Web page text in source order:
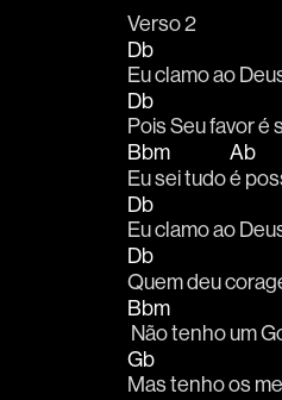
Verso 2
Db
Eu clamo ao
Db
Pois Seu favor é
Bbm
Eu sei tudo
Ab
é
Db
Eu clamo ao
Db
Quem deu
Bbm
Não tenho um
Gb
Mas tenho os